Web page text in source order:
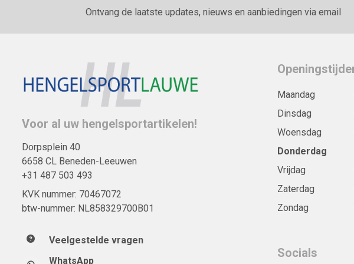
Ontvang de laatste updates, nieuws en aanbiedingen via email
Voor al uw hengelsportartikelen!
Dorpsplein 40
6658 CL Beneden-Leeuwen
+31 487 503 493
KVK nummer: 70467072
btw-nummer: NL858329700B01
Veelgestelde vragen
WhatsApp
Maandag
Dinsdag
Woensdag
Donderdag
Vrijdag
Zaterdag
Zondag
Socials